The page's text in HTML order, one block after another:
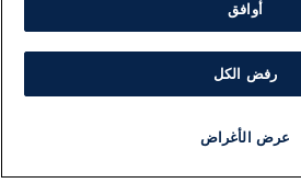
أوافق
رفض الكل
عرض الأغراض